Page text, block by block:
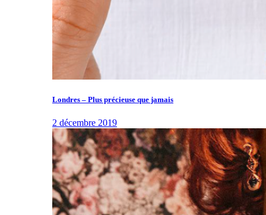
Londres – Plus précieuse que jamais
2 décembre 2019